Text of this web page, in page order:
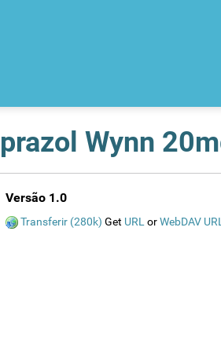
Versão 1.0
Transferir (280k) Get URL orWebDAV URL